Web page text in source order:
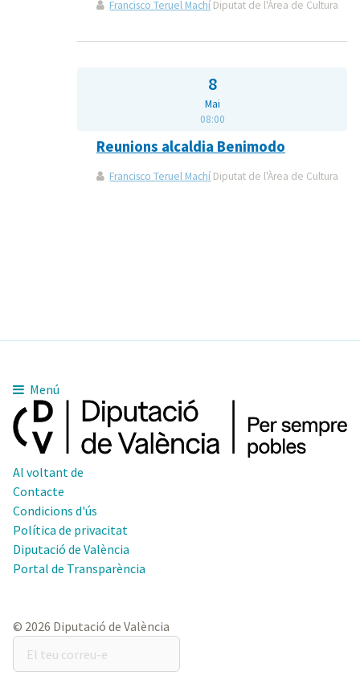
Francisco Teruel Machí Diputat de l'Àrea de Cultura
8
Mai
08:00
Reunions alcaldia Benimodo
Francisco Teruel Machí Diputat de l'Àrea de Cultura
Menú
Al voltant de
Contacte
Condicions d'ús
Política de privacitat
Diputació de València
Portal de Transparència
© 2026 Diputació de València
teu